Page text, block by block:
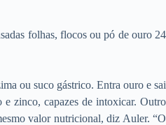
folhas, flocos ou pó de ouro 24
ou suco gástrico. Entra ouro e sai
zinco, capazes de intoxicar. Outro
valor nutricional, diz Auler. “O